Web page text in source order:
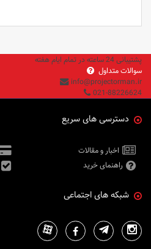
پشتیبانی 24 ساعته در تمام ایام هفته
سوالات متداول
info@projectorman.ir
021-88226624
دسترسی های سریع
اخبار و مقالات
راهنمای خرید
شبکه های اجتماعی